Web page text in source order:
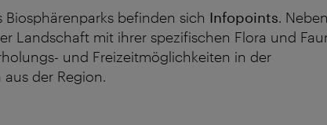
befinden sich Infopoints. Neben
Landschaft mit ihrer spezifischen Flora und
und Freizeitmöglichkeiten in der
der Region.